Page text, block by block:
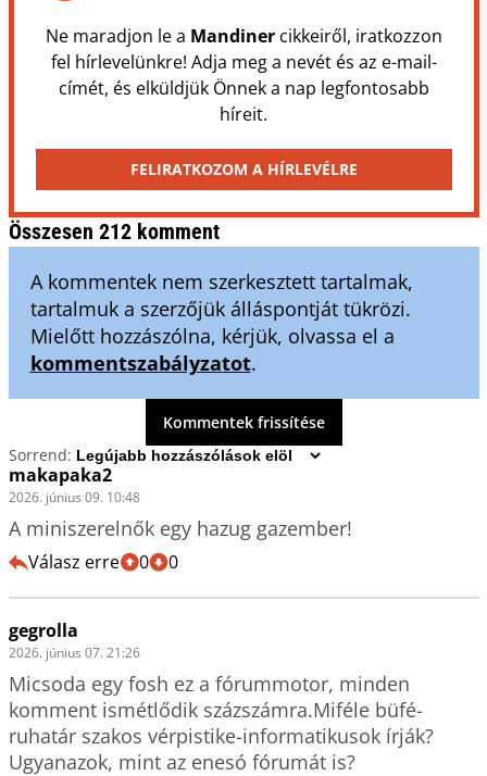
Ne maradjon le a Mandinercikkeiről, iratkozzon
fel hírlevelünkre! Adja meg a nevét és az e-mail-
címét, és elküldjük Önnek a nap legfontosabb
híreit.
FELIRATKOZOM A HÍRLEVÉLRE
Összesen 212 komment
A kommentek nem szerkesztett tartalmak,
tartalmuk a szerzőjük álláspontját tükrözi.
Mielőtt hozzászólna, kérjük, olvassa el a
kommentszabályzatot.
Kommentek frissítése
Sorrend:
makapaka2
2026. június 09. 10:48
A miniszerelnők egy hazug gazember!
Válasz erre 0 0
gegrolla
2026. június 07. 21:26
Micsoda egy fosh ez a fórummotor, minden
komment ismétlődik százszámra.Miféle büfé-
ruhatár szakos vérpistike-informatikusok írják?
Ugyanazok, mint az enesó fórumát is?